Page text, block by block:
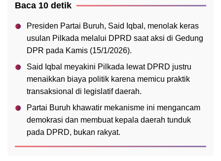
Baca 10 detik
Presiden Partai Buruh, Said Iqbal, menolak keras
usulan Pilkada melalui DPRD saat aksi di Gedung
DPR pada Kamis (15/1/2026).
Said Iqbal meyakini Pilkada lewat DPRD justru
menaikkan biaya politik karena memicu praktik
transaksional di legislatif daerah.
Partai Buruh khawatir mekanisme ini mengancam
demokrasi dan membuat kepala daerah tunduk
pada DPRD, bukan rakyat.